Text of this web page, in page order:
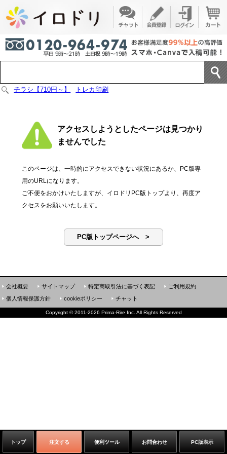
チラシ【710円～】 トレカ印刷
アクセスしようとしたページは見つかり
ませんでした
このページは、一時的にアクセスできない状況にあるか、PC版専
用のURLになります。
ご不便をおかけいたしますが、イロドリPC版トップより、再度ア
クセスをお願いいたします。
PC版トップページへ >
トップ 注文する 便利ツール お問合わせ PC版表示
会社概要 サイトマップ 特定商取引法に基づく表記
ご利用規約
個人情報保護方針
cookieポリシー チャット
Copyright ©2011-2026 Prima-Rire Inc. All Rights Reserved